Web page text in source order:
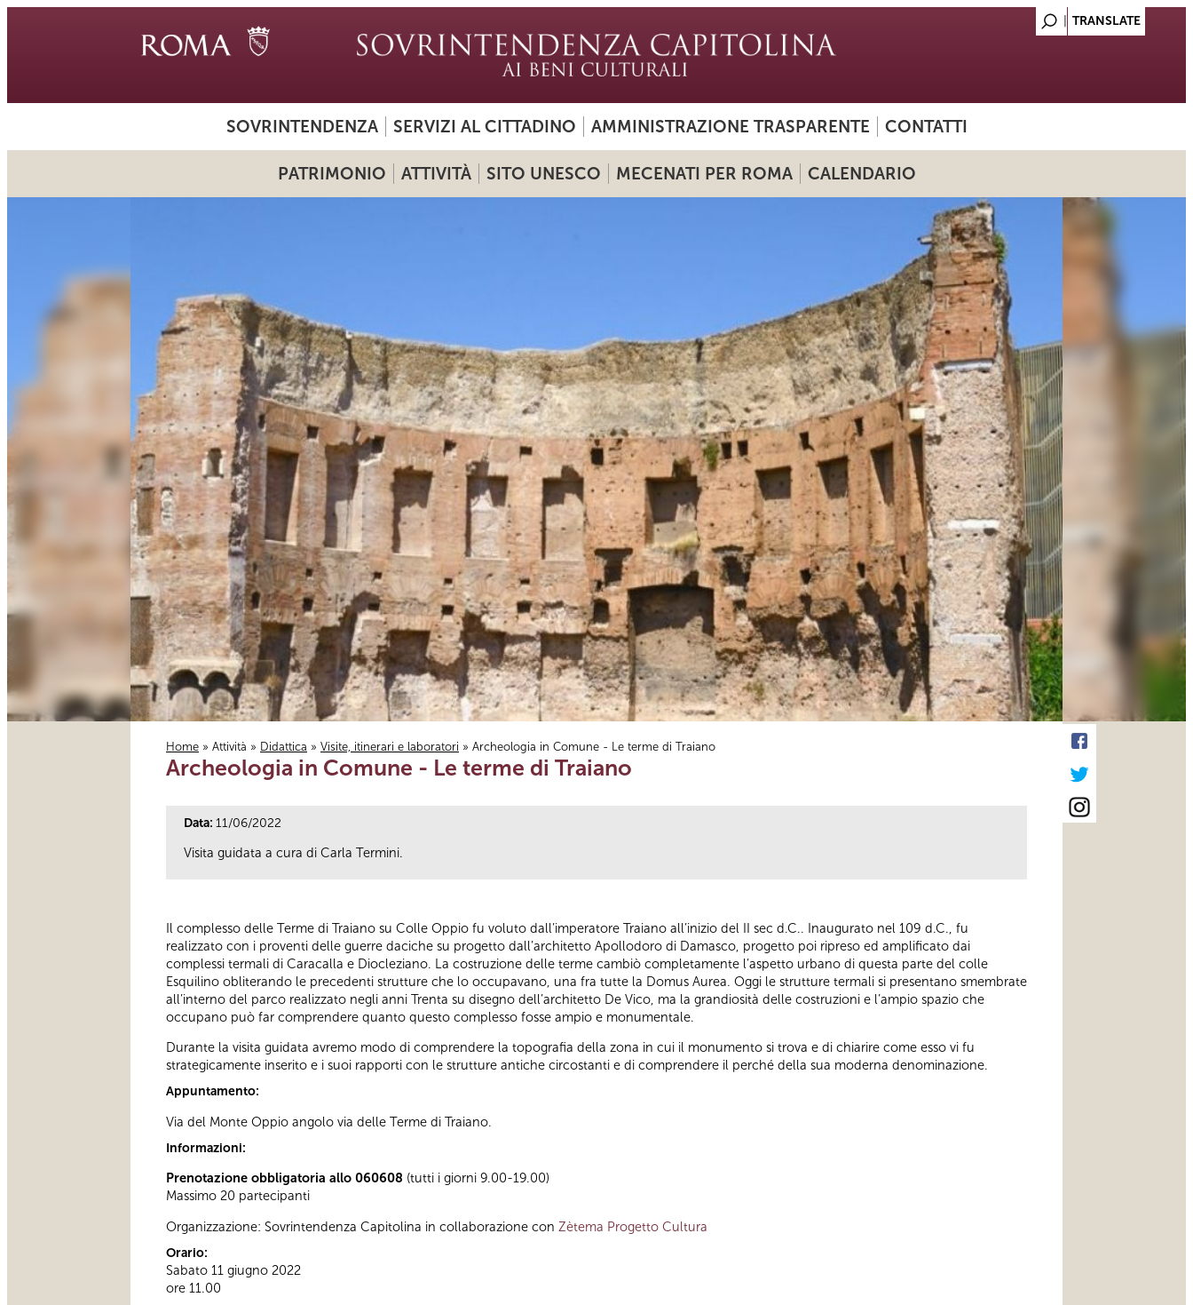
SOVRINTENDENZA SERVIZI AL CITTADINO AMMINISTRAZIONE TRASPARENTE CONTATTI
PATRIMONIO ATTIVITÀ SITO UNESCO MECENATI PER ROMA CALENDARIO
Tu sei qui
Home » Attività » Didattica » Visite, itinerari e laboratori » Archeologia in Comune - Le terme di Traiano
Archeologia in Comune - Le terme di Traiano
Data: 11/06/2022
Visita guidata a cura di Carla Termini.
Il complesso delle Terme di Traiano su Colle Oppio fu voluto dall’imperatore Traiano all’inizio del II sec d.C.. Inaugurato nel 109 d.C., fu
realizzato con i proventi delle guerre daciche su progetto dall’architetto Apollodoro di Damasco, progetto poi ripreso ed amplificato dai
complessi termali di Caracalla e Diocleziano. La costruzione delle terme cambiò completamente l’aspetto urbano di questa parte del colle
Esquilino obliterando le precedenti strutture che lo occupavano, una fra tutte la Domus Aurea. Oggi le strutture termali si presentano smembrate
all’interno del parco realizzato negli anni Trenta su disegno dell’architetto De Vico, ma la grandiosità delle costruzioni e l’ampio spazio che
occupano può far comprendere quanto questo complesso fosse ampio e monumentale.
Durante la visita guidata avremo modo di comprendere la topografia della zona in cui il monumento si trova e di chiarire come esso vi fu
strategicamente inserito e i suoi rapporti con le strutture antiche circostanti e di comprendere il perché della sua moderna denominazione.
Appuntamento:
Via del Monte Oppio angolo via delle Terme di Traiano.
Informazioni:
Prenotazione obbligatoria allo 060608 (tutti i giorni 9.00-19.00)
Massimo 20 partecipanti
Organizzazione: Sovrintendenza Capitolina in collaborazione con Zètema Progetto Cultura
Orario:
Sabato 11 giugno 2022
ore 11.00